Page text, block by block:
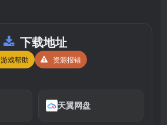
下载地址
游戏帮助 资源报错
天翼网盘